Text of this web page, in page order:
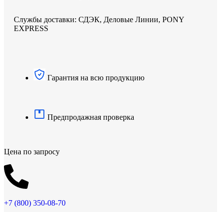
Службы доставки: СДЭК, Деловые Линии, PONY
EXPRESS
Гарантия на всю продукцию
Предпродажная проверка
Цена по запросу
+7 (800) 350-08-70